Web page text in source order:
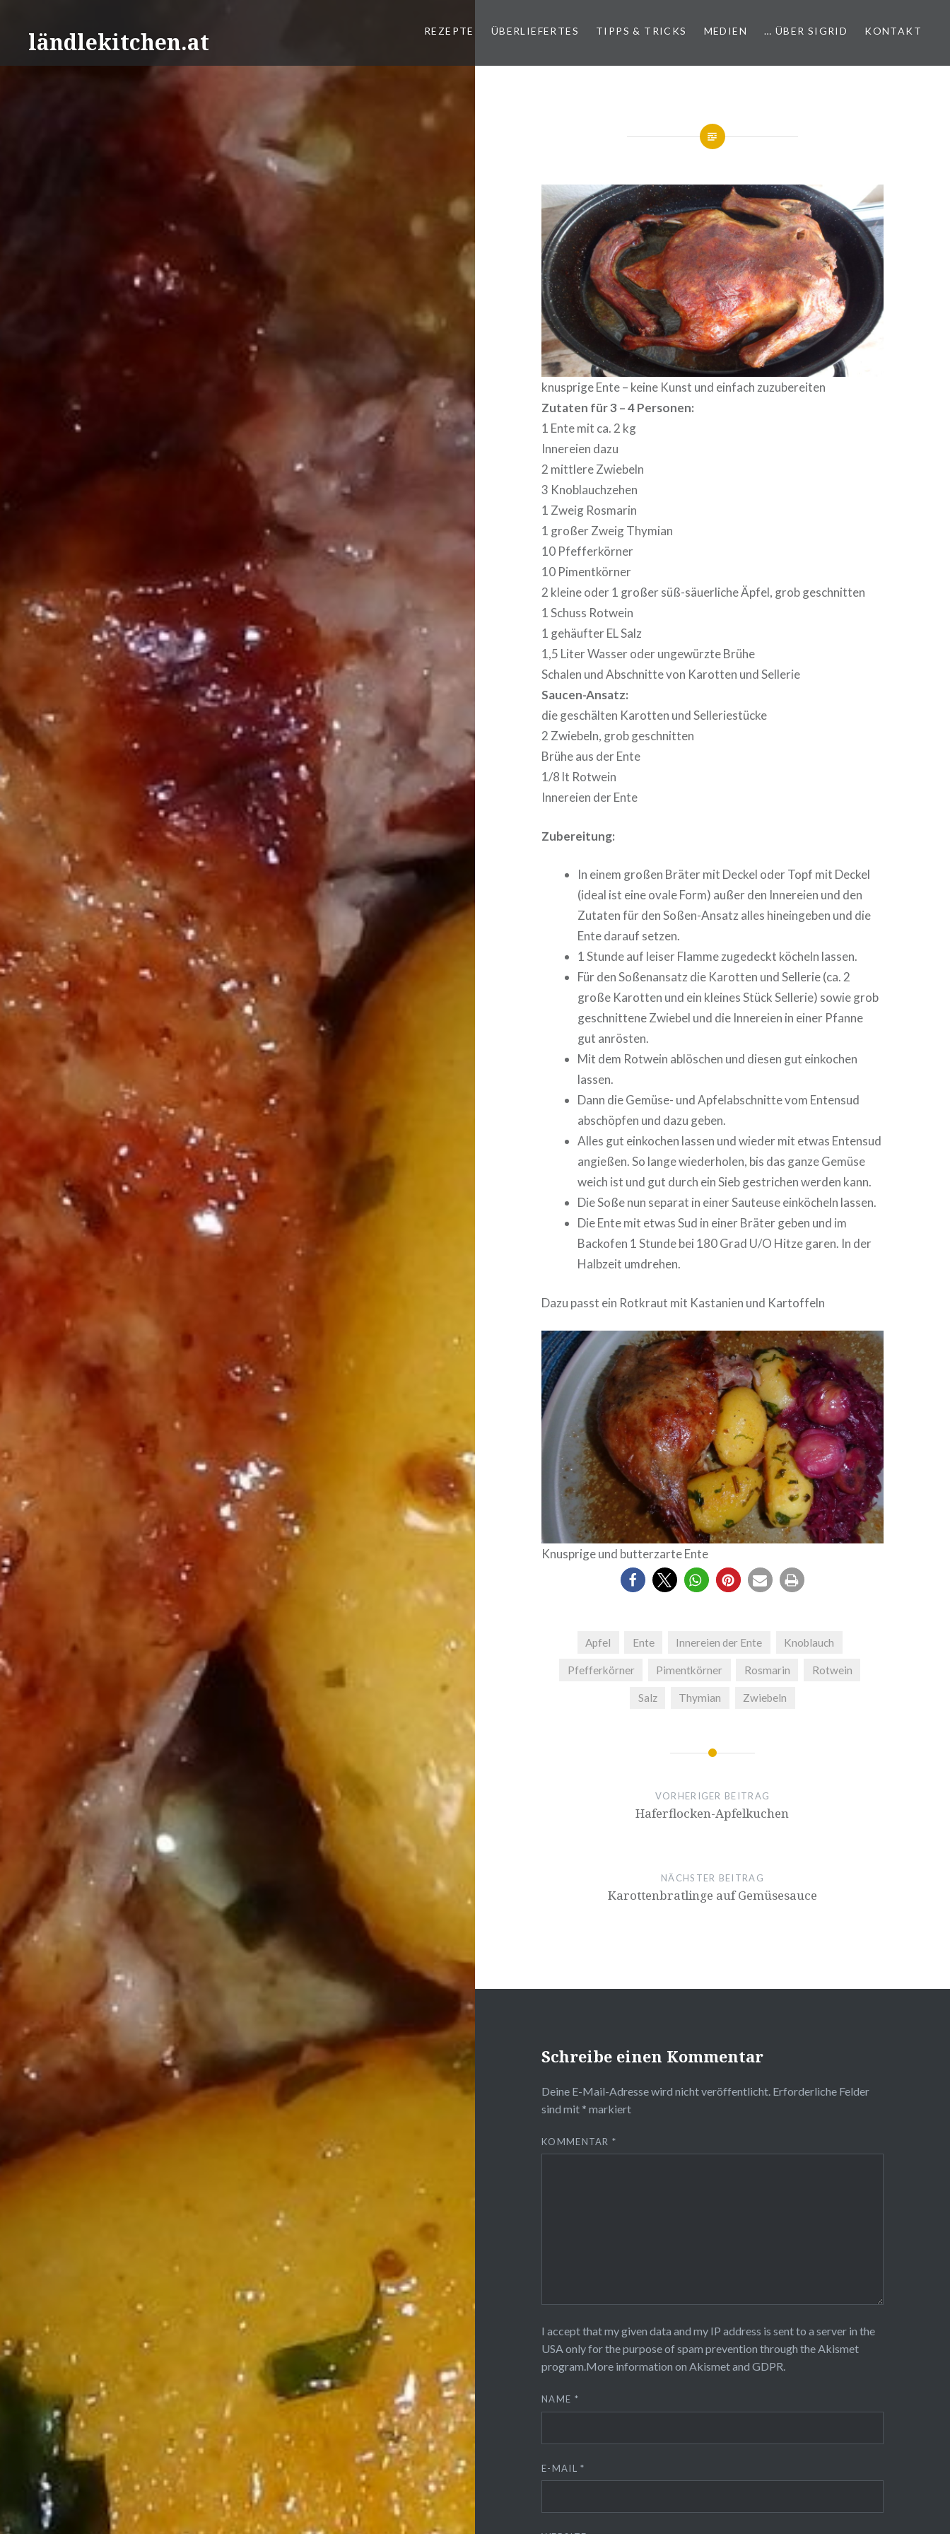
Inhaltländlekitchen.at REZEPTE ÜBERLIEFERTES TIPPS & TRICKS MEDIEN … ÜBER SIGRID KONTAKT
knusprige Ente – keine Kunst und einfach zuzubereiten
Zutaten für 3 – 4 Personen:
1 Ente mit ca. 2 kg
Innereien dazu
2 mittlere Zwiebeln
3 Knoblauchzehen
1 Zweig Rosmarin
1 großer Zweig Thymian
10 Pfefferkörner
10 Pimentkörner
2 kleine oder 1 großer süß-säuerliche Äpfel, grob geschnitten
1 Schuss Rotwein
1 gehäufter EL Salz
1,5 Liter Wasser oder ungewürzte Brühe
Schalen und Abschnitte von Karotten und Sellerie
Saucen-Ansatz:
die geschälten Karotten und Selleriestücke
2 Zwiebeln, grob geschnitten
Brühe aus der Ente
1/8 lt Rotwein
Innereien der Ente
Zubereitung:
In einem großen Bräter mit Deckel oder Topf mit Deckel
(ideal ist eine ovale Form) außer den Innereien und den
Zutaten für den Soßen-Ansatz alles hineingeben und die
Ente darauf setzen.
1 Stunde auf leiser Flamme zugedeckt köcheln lassen.
Für den Soßenansatz die Karotten und Sellerie (ca. 2
große Karotten und ein kleines Stück Sellerie) sowie grob
geschnittene Zwiebel und die Innereien in einer Pfanne
gut anrösten.
Mit dem Rotwein ablöschen und diesen gut einkochen
lassen.
Dann die Gemüse- und Apfelabschnitte vom Entensud
abschöpfen und dazu geben.
Alles gut einkochen lassen und wieder mit etwas Entensud
angießen. So lange wiederholen, bis das ganze Gemüse
weich ist und gut durch ein Sieb gestrichen werden kann.
Die Soße nun separat in einer Sauteuse einköcheln lassen.
Die Ente mit etwas Sud in einer Bräter geben und im
Backofen 1 Stunde bei 180 Grad U/O Hitze garen. In der
Halbzeit umdrehen.
Dazu passt ein Rotkraut mit Kastanien und Kartoffeln
Knusprige und butterzarte Ente
Apfel Ente Innereien der Ente Knoblauch
Pfefferkörner Pimentkörner Rosmarin Rotwein
Salz Thymian Zwiebeln
Beitrags-
Navigation
VORHERIGER BEITRAG
Haferflocken-Apfelkuchen
NÄCHSTER BEITRAG
Karottenbratlinge auf Gemüsesauce
Schreibe einen Kommentar
Deine E-Mail-Adresse wird nicht veröffentlicht. Erforderliche Felder
sind mit * markiert
KOMMENTAR*
I accept that my given data and my IP address is sent to a server in the
USA only for the purpose of spam prevention through theAkismet
program.More information on Akismet and GDPR.
NAME *
E-MAIL*